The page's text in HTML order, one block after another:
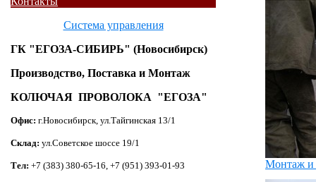
Система управления
ГК "ЕГОЗА-СИБИРЬ" (Новосибирск)
Производство, Поставка и Монтаж
КОЛЮЧАЯ ПРОВОЛОКА "ЕГОЗА"
Офис: г.Новосибирск, ул.Тайгинская 13/1
Склад: ул.Советское шоссе 19/1
Тел: +7 (383) 380-65-16, +7 (951) 393-01-93 Монтаж и